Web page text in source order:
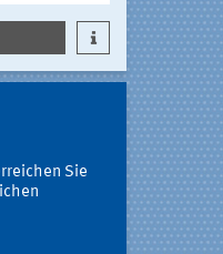
Sie